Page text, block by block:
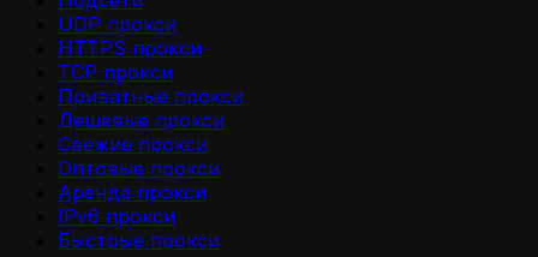
UDP прокси
HTTPS прокси
TCP прокси
Приватные прокси
Дешевые прокси
Свежие прокси
Оптовые прокси
Аренда прокси
IPv6 прокси
Быстрые прокси